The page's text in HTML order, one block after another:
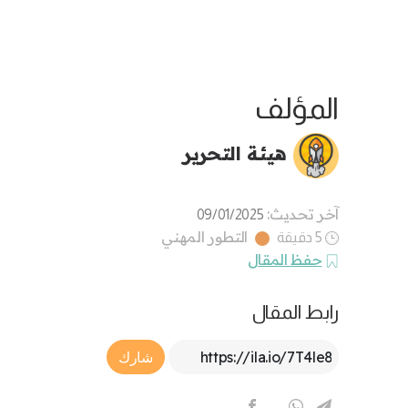
المؤلف
هيئة التحرير
آخر تحديث: 09/01/2025
5 دقيقة
التطور المهني
حفظ المقال
رابط المقال
Article Link
شارك